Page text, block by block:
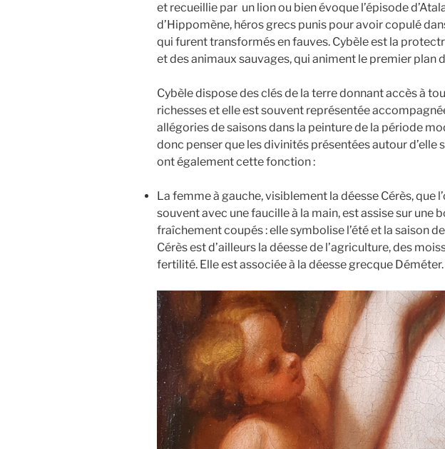
et recueillie par un lion ou bien évoque l’épisode
d’Hippomène, héros grecs punis pour avoir copulé
qui furent transformés en fauves. Cybèle est la
et des animaux sauvages, qui animent le premier plan
Cybèle dispose des clés de la terre donnant accès à
richesses et elle est souvent représentée
allégories de saisons dans la peinture de la période
donc penser que les divinités présentées autour d’elle
ont également cette fonction :
La femme à gauche, visiblement la déesse Cérès, que
souvent avec une faucille à la main, est assise sur une
fraîchement coupés : elle symbolise l’été et la saison
Cérès est d’ailleurs la déesse de l’agriculture, des
fertilité. Elle est associée à la déesse grecque Déméter.